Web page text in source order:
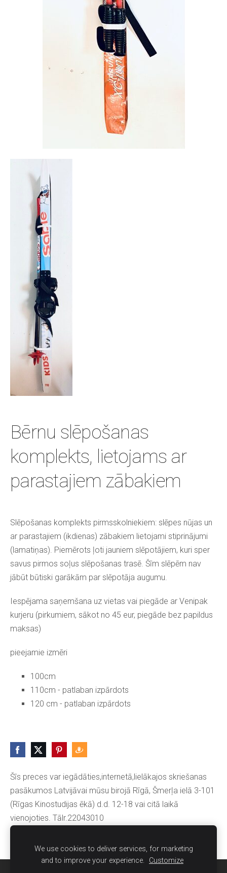
Šīs preces var iegādāties,internetā,lielākajos skriešanas
pasākumos Latvijāvai mūsu birojā Rīgā, Šmerļa ielā 3-101
(Rīgas Kinostudijas ēkā) d.d. 12-18 vai citā laikā
vienojoties. Tālr.22043010
Bērnu slēpošanas
komplekts, lietojams ar
parastajiem zābakiem
Slēpošanas komplekts pirmsskolniekiem: slēpes nūjas un
ar parastajiem (ikdienas) zābakiem lietojami stiprinājumi
(lamatiņas). Piemērots ļoti jauniem slēpotājiem, kuri sper
savus pirmos soļus slēpošanas trasē. Šīm slēpēm nav
jābūt būtiski garākām par slēpotāja augumu.
Iespējama saņemšana uz vietas vai piegāde ar Venipak
kurjeru (pirkumiem, sākot no 45 eur, piegāde bez papildus
maksas)
pieejamie izmēri
100cm
110cm - patlaban izpārdots
120 cm - patlaban izpārdots
We use cookies to deliver services, for marketing
and to improve your experience.
Customize